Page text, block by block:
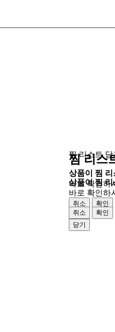
찜 리스트 담
상품이 찜
바로 확인하
취소
확인
닫기
찜 리스
상품이 찜
바로 확인하
취소
확인
닫기